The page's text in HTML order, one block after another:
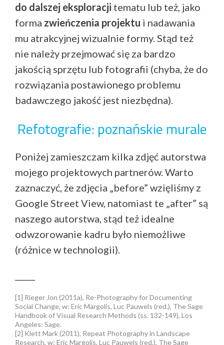
do dalszej eksploracji tematu lub też, jako
forma zwieńczenia projektu i nadawania
mu atrakcyjnej wizualnie formy. Stąd też
nie należy przejmować się za bardzo
jakością sprzętu lub fotografii (chyba, że do
rozwiązania postawionego problemu
badawczego jakość jest niezbędna).
Refotografie: poznańskie murale
Poniżej zamieszczam kilka zdjęć autorstwa
mojego projektowych partnerów. Warto
zaznaczyć, że zdjęcia „before” wzięliśmy z
Google Street View, natomiast te „after” są
naszego autorstwa, stąd też idealne
odwzorowanie kadru było niemożliwe
(różnice w technologii).
[1] Rieger Jon (2011a), Re-Photography for Documenting
Social Change, w: Eric Margolis, Luc Pauwels (red.), The Sage
Handbook of Visual Research Methods (ss. 132-149), Los
Angeles: Sage.
[2] Klett Mark (2011), Repeat Photography in Landscape
Research, w: Eric Margolis, Luc Pauwels (red.), The Sage